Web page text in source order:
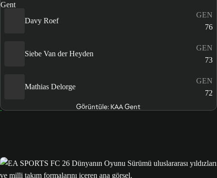
Davy Roef
GEN
76
Siebe Van der Heyden
GEN
73
Mathias Delorge
GEN
72
Görüntüle: KAA Gent